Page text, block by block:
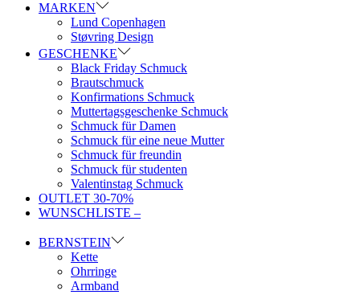
MARKEN
Lund Copenhagen
Støvring Design
GESCHENKE
Black Friday Schmuck
Brautschmuck
Konfirmations Schmuck
Muttertagsgeschenke Schmuck
Schmuck für Damen
Schmuck für eine neue Mutter
Schmuck für freundin
Schmuck für studenten
Valentinstag Schmuck
OUTLET 30-70%
WUNSCHLISTE –
BERNSTEIN
Kette
Ohrringe
Armband